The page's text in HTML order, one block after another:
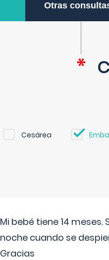
Otras
Cesárea
Mi bebé tiene 14
noche cuando se
Gracias